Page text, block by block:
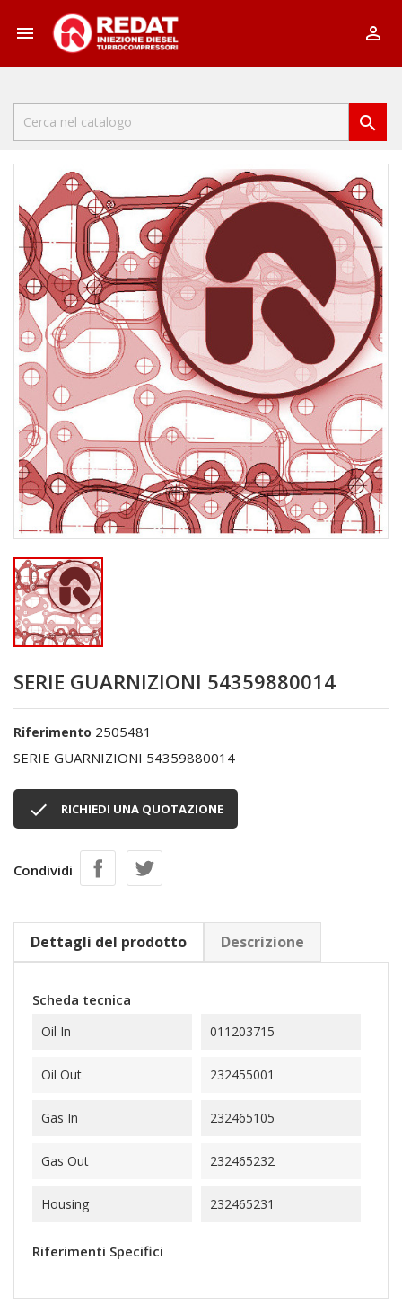
 

SERIE GUARNIZIONI 54359880014
Riferimento 2505481
SERIE GUARNIZIONI 54359880014
 RICHIEDI UNA QUOTAZIONE
Condividi
Dettagli del prodotto Descrizione
Scheda tecnica
Oil In 011203715
Oil Out 232455001
Gas In 232465105
Gas Out 232465232
Housing 232465231
Riferimenti Specifici